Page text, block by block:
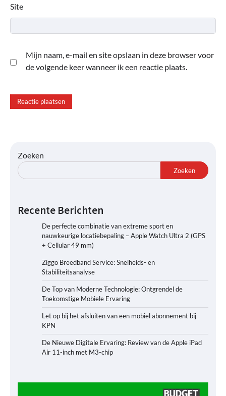
Site
Mijn naam, e-mail en site opslaan in deze browser voor
de volgende keer wanneer ik een reactie plaats.
Zoeken
Zoeken
Recente Berichten
De perfecte combinatie van extreme sport en
nauwkeurige locatiebepaling – Apple Watch Ultra 2 (GPS
+ Cellular 49 mm)
Ziggo Breedband Service: Snelheids- en
Stabiliteitsanalyse
De Top van Moderne Technologie: Ontgrendel de
Toekomstige Mobiele Ervaring
Let op bij het afsluiten van een mobiel abonnement bij
KPN
De Nieuwe Digitale Ervaring: Review van de Apple iPad
Air 11-inch met M3-chip